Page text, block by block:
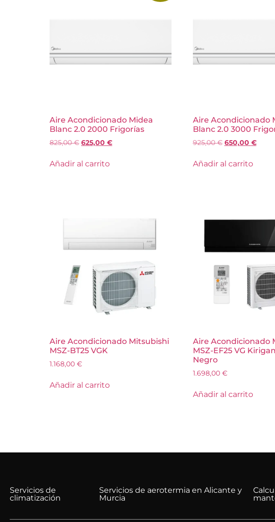
Aire Acondicionado Midea
Blanc 2.0 2000 Frigorías
825,00€ 625,00 €
Añadir al carrito
Aire Acondicionado
Blanc 2.0 3000
925,00€ 650,00 €
Añadir al carrito
Aire Acondicionado Mitsubishi
MSZ-BT25 VGK
1.168,00 €
Añadir al carrito
Aire Acondicionado
MSZ-EF25 VG
Negro
1.698,00 €
Añadir al carrito
Servicios de
climatización
Servicios de aerotermia en Alicante y
Murcia